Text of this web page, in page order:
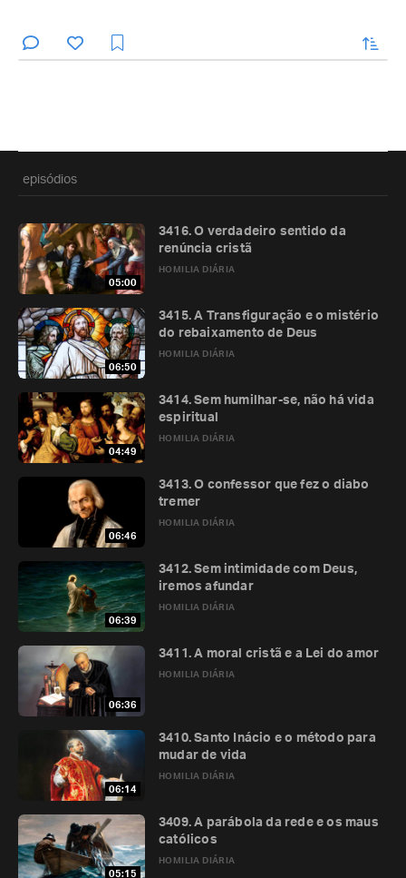
enviar
episódios
05:00
HOMILIA DIÁRIA
3416. O verdadeiro sentido da
renúncia cristã
06:50
HOMILIA DIÁRIA
3415. A Transfiguração e o mistério
do rebaixamento de Deus
04:49
HOMILIA DIÁRIA
3414. Sem humilhar-se, não há vida
espiritual
06:46
HOMILIA DIÁRIA
3413. O confessor que fez o diabo
tremer
06:39
HOMILIA DIÁRIA
3412. Sem intimidade com Deus,
iremos afundar
06:36
HOMILIA DIÁRIA
3411. A moral cristã e a Lei do amor
06:14
HOMILIA DIÁRIA
3410. Santo Inácio e o método para
mudar de vida
05:15
HOMILIA DIÁRIA
3409. A parábola da rede e os maus
católicos